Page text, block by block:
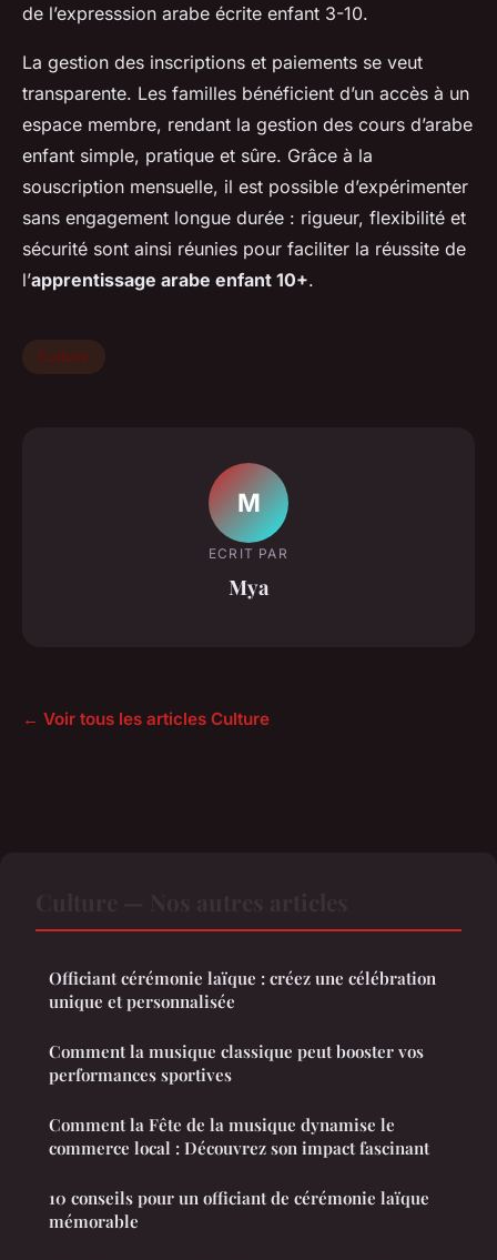
de l’expresssion arabe écrite enfant 3-10.
La gestion des inscriptions et paiements se veut
transparente. Les familles bénéficient d’un accès à un
espace membre, rendant la gestion des cours d’arabe
enfant simple, pratique et sûre. Grâce à la
souscription mensuelle, il est possible d’expérimenter
sans engagement longue durée : rigueur, flexibilité et
sécurité sont ainsi réunies pour faciliter la réussite de
l’apprentissage arabe enfant 10+.
Culture
M
ECRIT PAR
Mya
← Voir tous les articles Culture
Officiant cérémonie laïque : créez une célébration
unique et personnalisée
Comment la musique classique peut booster vos
performances sportives
Comment la Fête de la musique dynamise le
commerce local : Découvrez son impact fascinant
10 conseils pour un officiant de cérémonie laïque
mémorable